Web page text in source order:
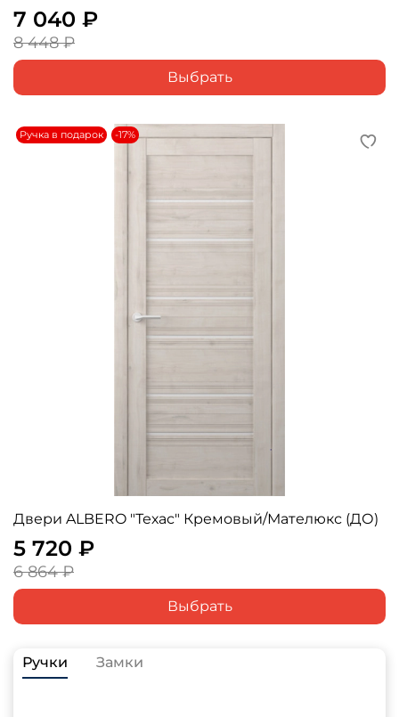
7 040 ₽
8 448 ₽
Выбрать
Ручка в подарок -17%
Двери ALBERO "Техас" Кремовый/Мателюкс (ДО)
5 720 ₽
6 864 ₽
Выбрать
Ручки Замки